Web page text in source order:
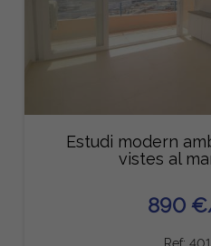
Estudi modern
vistes al
890